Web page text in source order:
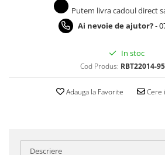
Putem livra cadoul direct
Ai nevoie de ajutor?-
In stoc
Cod Produs: RBT22014-
Adauga la Favorite Cere
Descriere